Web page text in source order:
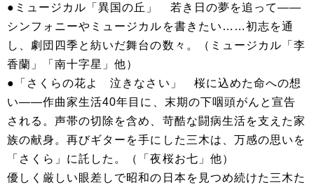
●ミュージカル「異国の丘」 若き日の夢を追って――
シンフォニーやミュージカルを書きたい……初志を通
し、劇団四季と紡いだ舞台の数々。（ミュージカル「李
香蘭」「南十字星」他）
●「さくらの花よ 泣きなさい」 桜に込めた命への想
い――作曲家生活40年目に、末期の下咽頭がんと宣告
される。声帯の切除を含め、苛酷な闘病生活を支えた家
族の献身。再びギターを手にした三木は、万感の思いを
「さくら」に託した。（「夜桜お七」他）
優しく厳しい眼差しで昭和の日本を見つめ続けた三木た